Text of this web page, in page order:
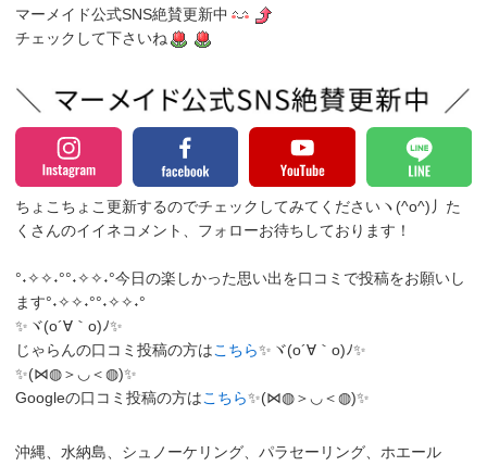
マーメイド公式SNS絶賛更新中
チェックして下さいね
ちょこちょこ更新するのでチェックしてみてくださいヽ(^o^)丿 た
くさんのイイネコメント、フォローお待ちしております！
°˖✧✧˖°°˖✧✧˖°今日の楽しかった思い出を口コミで投稿をお願いし
ます°˖✧✧˖°°˖✧✧˖°
✨ヾ(o´∀｀o)ﾉ✨
じゃらんの口コミ投稿の方はこちら✨ヾ(o´∀｀o)ﾉ✨
✨(⋈◍＞◡＜◍)✨
Googleの口コミ投稿の方はこちら✨(⋈◍＞◡＜◍)✨
沖縄、水納島、シュノーケリング、パラセーリング、ホエール